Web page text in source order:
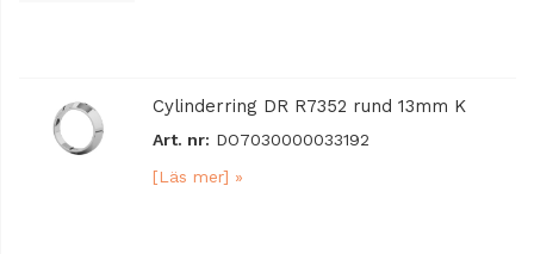
Cylinderring DR R7352 rund 13mm K
Art. nr: DO7030000033192
[Läs mer] »